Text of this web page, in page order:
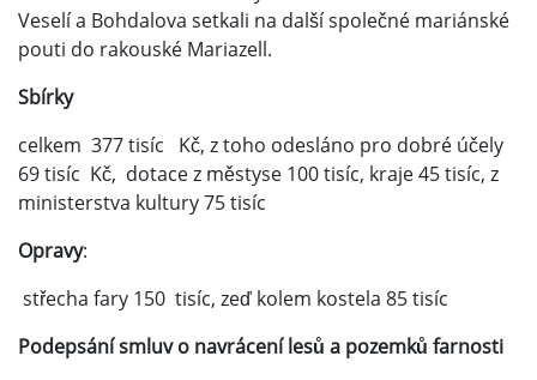
Veselí a Bohdalova setkali na další společné mariánské
pouti do rakouské Mariazell.
Sbírky
celkem 377 tisíc Kč, z toho odesláno pro dobré účely
69 tisíc Kč, dotace z městyse 100 tisíc, kraje 45 tisíc, z
ministerstva kultury 75 tisíc
Opravy:
střecha fary 150 tisíc, zeď kolem kostela 85 tisíc
Podepsání smluv o navrácení lesů a pozemků farnosti